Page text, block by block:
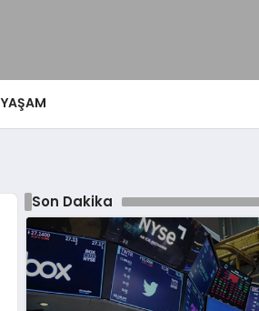
YAŞAM
Son Dakika